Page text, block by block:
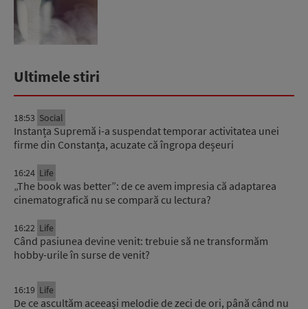
Ultimele stiri
18:53 Social
Instanța Supremă i-a suspendat temporar activitatea unei
firme din Constanța, acuzate că îngropa deșeuri
16:24 Life
„The book was better”: de ce avem impresia că adaptarea
cinematografică nu se compară cu lectura?
16:22 Life
Când pasiunea devine venit: trebuie să ne transformăm
hobby-urile în surse de venit?
16:19 Life
De ce ascultăm aceeași melodie de zeci de ori, până când nu